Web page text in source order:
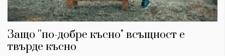
Защо ''по-добре късно" всъщност е
твърде късно